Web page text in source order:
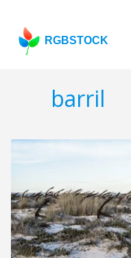
RGBSTOCK
barril